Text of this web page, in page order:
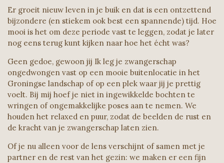
Er groeit nieuw leven in je buik en dat is een ontzettend
bijzondere (en stiekem ook best een spannende) tijd. Hoe
mooi is het om deze periode vast te leggen, zodat je later
nog eens terug kunt kijken naar hoe het écht was?
Geen gedoe, gewoon jij Ik leg je zwangerschap
ongedwongen vast op een mooie buitenlocatie in het
Groningse landschap of op een plek waar jij je prettig
voelt. Bij mij hoef je niet in ingewikkelde bochten te
wringen of ongemakkelijke poses aan te nemen. We
houden het relaxed en puur, zodat de beelden de rust en
de kracht van je zwangerschap laten zien.
Of je nu alleen voor de lens verschijnt of samen met je
partner en de rest van het gezin: we maken er een fijn